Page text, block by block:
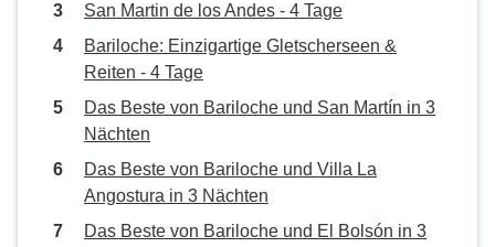
San Martin de los Andes - 4 Tage
Bariloche: Einzigartige Gletscherseen &
Reiten - 4 Tage
Das Beste von Bariloche und San Martín in 3
Nächten
Das Beste von Bariloche und Villa La
Angostura in 3 Nächten
Das Beste von Bariloche und El Bolsón in 3